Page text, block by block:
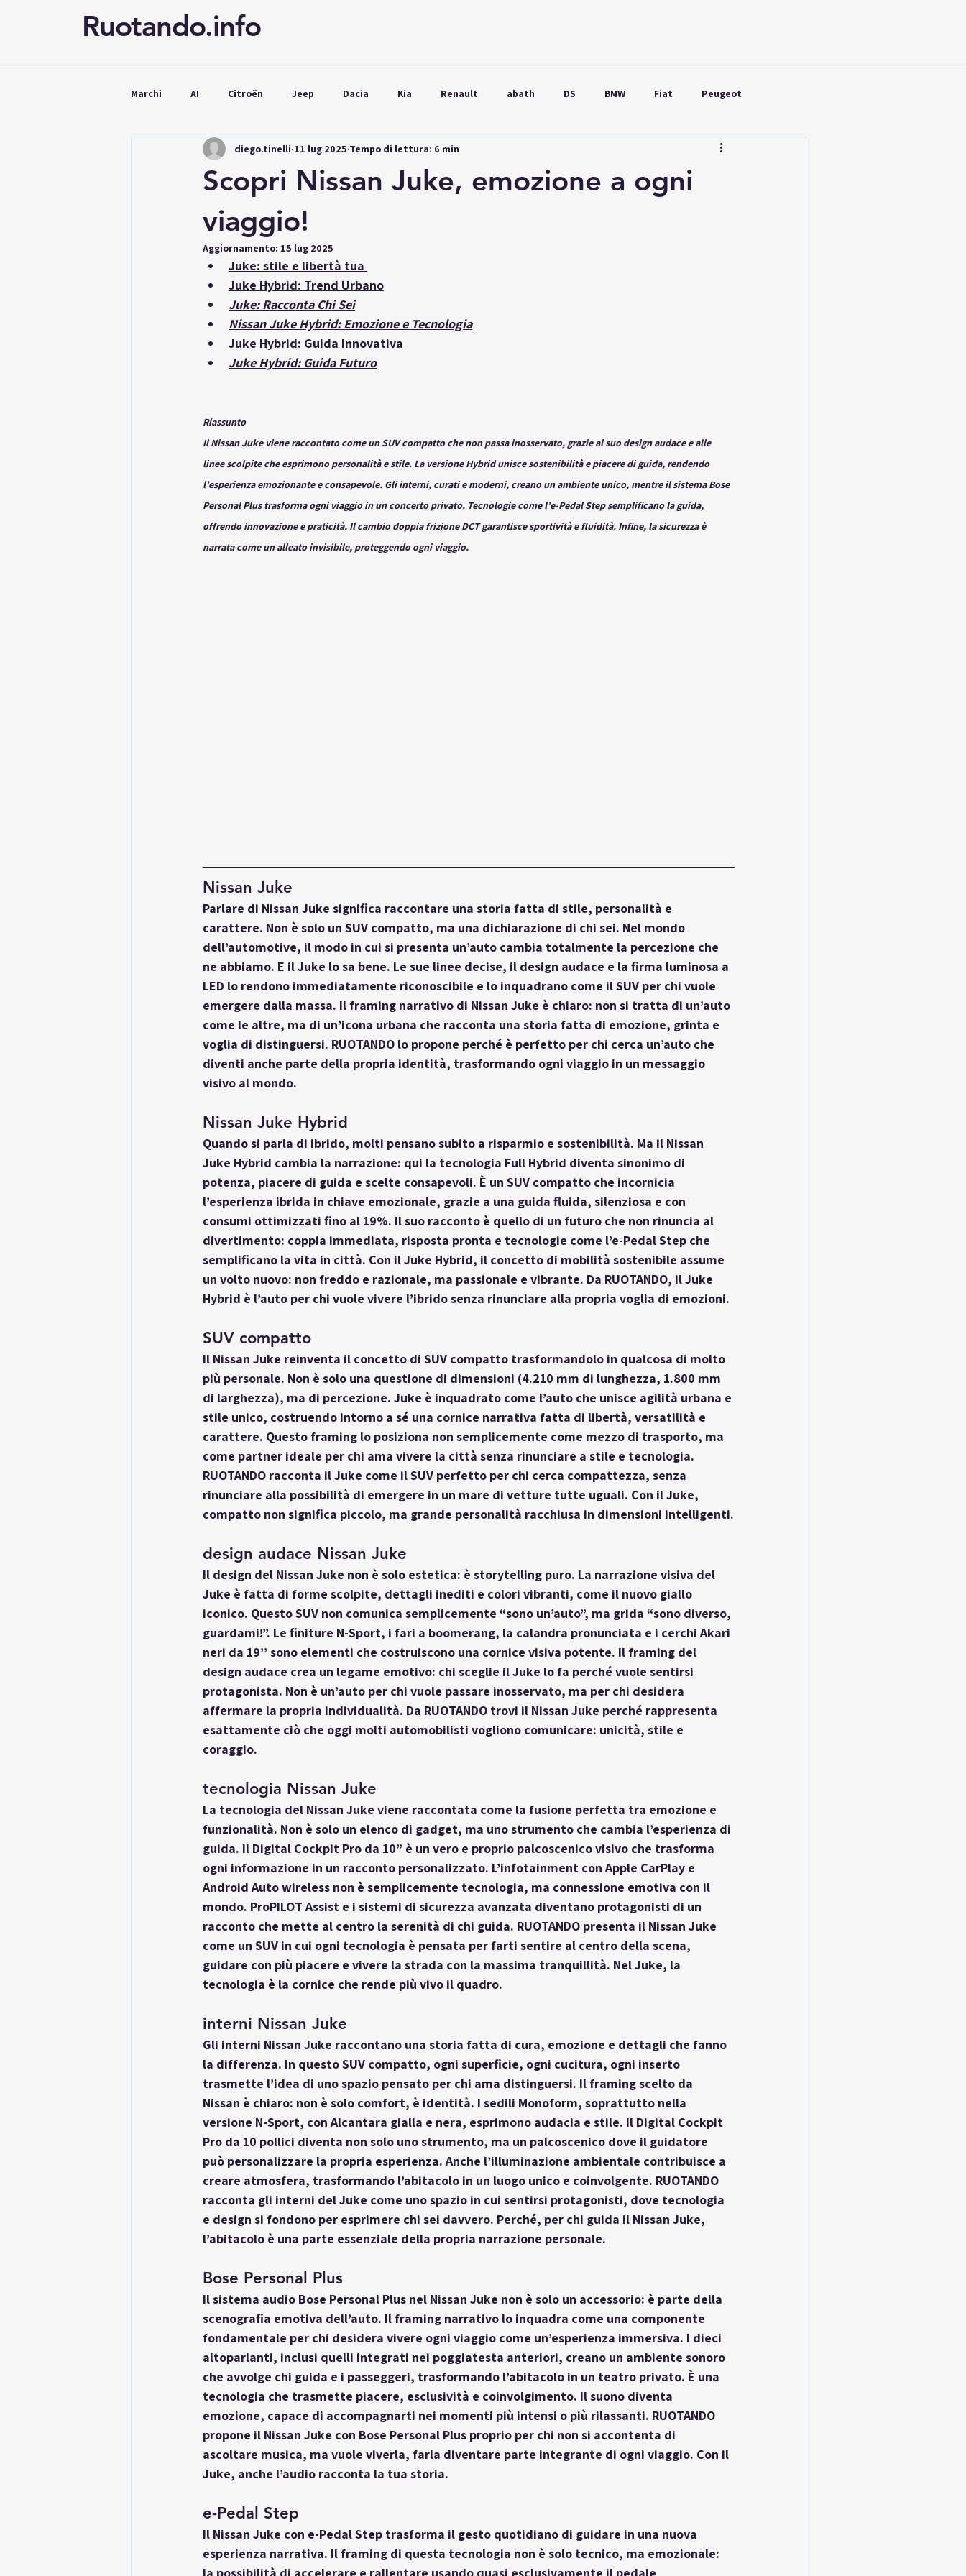
Ruotando.info
Marchi AI Citroën Jeep Dacia Kia Renault abath DS BMW Fiat Peugeot
Mercedes Volkswagen Ford Seat Toyota
Scopri Nissan Juke, emozione a ogni
viaggio!
diego.tinelli 11 lug 2025 Tempo di lettura: 6 min
Aggiornamento: 15 lug 2025
Juke: stile e libertà tua
Juke Hybrid: Trend Urbano
Juke: Racconta Chi Sei
Nissan Juke Hybrid: Emozione e Tecnologia
Juke Hybrid: Guida Innovativa
Juke Hybrid: Guida Futuro
Riassunto
Il Nissan Juke viene raccontato come un SUV compatto che non passa inosservato, grazie al suo design audace e alle
linee scolpite che esprimono personalità e stile. La versione Hybrid unisce sostenibilità e piacere di guida, rendendo
l’esperienza emozionante e consapevole. Gli interni, curati e moderni, creano un ambiente unico, mentre il sistema Bose
Personal Plus trasforma ogni viaggio in un concerto privato. Tecnologie come l’e-Pedal Step semplificano la guida,
offrendo innovazione e praticità. Il cambio doppia frizione DCT garantisce sportività e fluidità. Infine, la sicurezza è
narrata come un alleato invisibile, proteggendo ogni viaggio.
Nissan Juke
Parlare di Nissan Juke significa raccontare una storia fatta di stile, personalità e
carattere. Non è solo un SUV compatto, ma una dichiarazione di chi sei. Nel mondo
dell’automotive, il modo in cui si presenta un’auto cambia totalmente la percezione che
ne abbiamo. E il Juke lo sa bene. Le sue linee decise, il design audace e la firma luminosa a
LED lo rendono immediatamente riconoscibile e lo inquadrano come il SUV per chi vuole
emergere dalla massa. Il framing narrativo di Nissan Juke è chiaro: non si tratta di un’auto
come le altre, ma di un’icona urbana che racconta una storia fatta di emozione, grinta e
voglia di distinguersi. RUOTANDO lo propone perché è perfetto per chi cerca un’auto che
diventi anche parte della propria identità, trasformando ogni viaggio in un messaggio
visivo al mondo.
Nissan Juke Hybrid
Quando si parla di ibrido, molti pensano subito a risparmio e sostenibilità. Ma il Nissan
Juke Hybrid cambia la narrazione: qui la tecnologia Full Hybrid diventa sinonimo di
potenza, piacere di guida e scelte consapevoli. È un SUV compatto che incornicia
l’esperienza ibrida in chiave emozionale, grazie a una guida fluida, silenziosa e con
consumi ottimizzati fino al 19%. Il suo racconto è quello di un futuro che non rinuncia al
divertimento: coppia immediata, risposta pronta e tecnologie come l’e-Pedal Step che
semplificano la vita in città. Con il Juke Hybrid, il concetto di mobilità sostenibile assume
un volto nuovo: non freddo e razionale, ma passionale e vibrante. Da RUOTANDO, il Juke
Hybrid è l’auto per chi vuole vivere l’ibrido senza rinunciare alla propria voglia di emozioni.
SUV compatto
Il Nissan Juke reinventa il concetto di SUV compatto trasformandolo in qualcosa di molto
più personale. Non è solo una questione di dimensioni (4.210 mm di lunghezza, 1.800 mm
di larghezza), ma di percezione. Juke è inquadrato come l’auto che unisce agilità urbana e
stile unico, costruendo intorno a sé una cornice narrativa fatta di libertà, versatilità e
carattere. Questo framing lo posiziona non semplicemente come mezzo di trasporto, ma
come partner ideale per chi ama vivere la città senza rinunciare a stile e tecnologia.
RUOTANDO racconta il Juke come il SUV perfetto per chi cerca compattezza, senza
rinunciare alla possibilità di emergere in un mare di vetture tutte uguali. Con il Juke,
compatto non significa piccolo, ma grande personalità racchiusa in dimensioni intelligenti.
design audace Nissan Juke
Il design del Nissan Juke non è solo estetica: è storytelling puro. La narrazione visiva del
Juke è fatta di forme scolpite, dettagli inediti e colori vibranti, come il nuovo giallo
iconico. Questo SUV non comunica semplicemente “sono un’auto”, ma grida “sono diverso,
guardami!”. Le finiture N-Sport, i fari a boomerang, la calandra pronunciata e i cerchi Akari
neri da 19’’ sono elementi che costruiscono una cornice visiva potente. Il framing del
design audace crea un legame emotivo: chi sceglie il Juke lo fa perché vuole sentirsi
protagonista. Non è un’auto per chi vuole passare inosservato, ma per chi desidera
affermare la propria individualità. Da RUOTANDO trovi il Nissan Juke perché rappresenta
esattamente ciò che oggi molti automobilisti vogliono comunicare: unicità, stile e
coraggio.
tecnologia Nissan Juke
La tecnologia del Nissan Juke viene raccontata come la fusione perfetta tra emozione e
funzionalità. Non è solo un elenco di gadget, ma uno strumento che cambia l’esperienza di
guida. Il Digital Cockpit Pro da 10” è un vero e proprio palcoscenico visivo che trasforma
ogni informazione in un racconto personalizzato. L’infotainment con Apple CarPlay e
Android Auto wireless non è semplicemente tecnologia, ma connessione emotiva con il
mondo. ProPILOT Assist e i sistemi di sicurezza avanzata diventano protagonisti di un
racconto che mette al centro la serenità di chi guida. RUOTANDO presenta il Nissan Juke
come un SUV in cui ogni tecnologia è pensata per farti sentire al centro della scena,
guidare con più piacere e vivere la strada con la massima tranquillità. Nel Juke, la
tecnologia è la cornice che rende più vivo il quadro.
interni Nissan Juke
Gli interni Nissan Juke raccontano una storia fatta di cura, emozione e dettagli che fanno
la differenza. In questo SUV compatto, ogni superficie, ogni cucitura, ogni inserto
trasmette l’idea di uno spazio pensato per chi ama distinguersi. Il framing scelto da
Nissan è chiaro: non è solo comfort, è identità. I sedili Monoform, soprattutto nella
versione N-Sport, con Alcantara gialla e nera, esprimono audacia e stile. Il Digital Cockpit
Pro da 10 pollici diventa non solo uno strumento, ma un palcoscenico dove il guidatore
può personalizzare la propria esperienza. Anche l’illuminazione ambientale contribuisce a
creare atmosfera, trasformando l’abitacolo in un luogo unico e coinvolgente. RUOTANDO
racconta gli interni del Juke come uno spazio in cui sentirsi protagonisti, dove tecnologia
e design si fondono per esprimere chi sei davvero. Perché, per chi guida il Nissan Juke,
l’abitacolo è una parte essenziale della propria narrazione personale.
Bose Personal Plus
Il sistema audio Bose Personal Plus nel Nissan Juke non è solo un accessorio: è parte della
scenografia emotiva dell’auto. Il framing narrativo lo inquadra come una componente
fondamentale per chi desidera vivere ogni viaggio come un’esperienza immersiva. I dieci
altoparlanti, inclusi quelli integrati nei poggiatesta anteriori, creano un ambiente sonoro
che avvolge chi guida e i passeggeri, trasformando l’abitacolo in un teatro privato. È una
tecnologia che trasmette piacere, esclusività e coinvolgimento. Il suono diventa
emozione, capace di accompagnarti nei momenti più intensi o più rilassanti. RUOTANDO
propone il Nissan Juke con Bose Personal Plus proprio per chi non si accontenta di
ascoltare musica, ma vuole viverla, farla diventare parte integrante di ogni viaggio. Con il
Juke, anche l’audio racconta la tua storia.
e-Pedal Step
Il Nissan Juke con e-Pedal Step trasforma il gesto quotidiano di guidare in una nuova
esperienza narrativa. Il framing di questa tecnologia non è solo tecnico, ma emozionale: